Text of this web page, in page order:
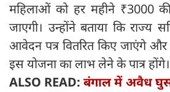
महिलाओं को हर महीने ₹3000
जाएगी। उन्होंने बताया कि राज्य
आवेदन पत्र वितरित किए जाएंगे और
इस योजना का लाभ लेने के पात्र होंगे।
ALSO READ:बंगाल में अवैध